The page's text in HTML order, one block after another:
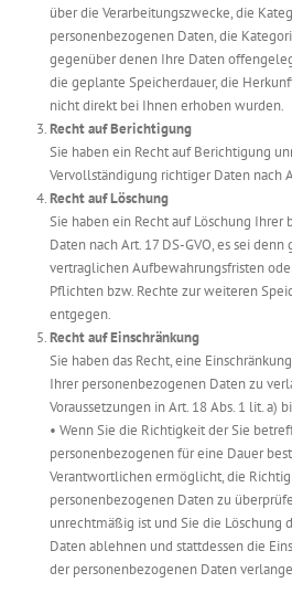
über die Verarbeitungszwecke, die
personenbezogenen Daten, die
gegenüber denen Ihre Daten
die geplante Speicherdauer, die
nicht direkt bei Ihnen erhoben wurden.
Recht auf Berichtigung
Sie haben ein Recht auf Berichtigung
Vervollständigung richtiger Daten nach
Recht auf Löschung
Sie haben ein Recht auf Löschung Ihrer
Daten nach Art. 17 DS-GVO, es sei
vertraglichen Aufbewahrungsfristen
Pflichten bzw. Rechte zur weiteren
entgegen.
Recht auf Einschränkung
Sie haben das Recht, eine
Ihrer personenbezogenen Daten zu
Voraussetzungen in Art. 18 Abs. 1 lit. a)
• Wenn Sie die Richtigkeit der Sie
personenbezogenen für eine Dauer
Verantwortlichen ermöglicht, die
personenbezogenen Daten zu
unrechtmäßig ist und Sie die Löschung
Daten ablehnen und stattdessen die
der personenbezogenen Daten